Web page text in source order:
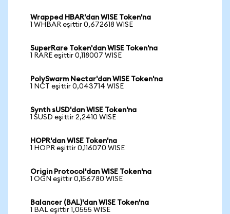
Wrapped HBAR'dan WISE Token'na
1 WHBAR eşittir 0,672618 WISE
SuperRare Token'dan WISE Token'na
1 RARE eşittir 0,118007 WISE
PolySwarm Nectar'dan WISE Token'na
1 NCT eşittir 0,043714 WISE
Synth sUSD'dan WISE Token'na
1 SUSD eşittir 2,2410 WISE
HOPR'dan WISE Token'na
1 HOPR eşittir 0,116070 WISE
Origin Protocol'dan WISE Token'na
1 OGN eşittir 0,156780 WISE
Balancer (BAL)'dan WISE Token'na
1 BAL eşittir 1,0555 WISE